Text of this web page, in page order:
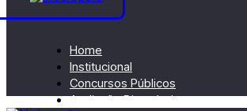
Home
Institucional
Concursos Públicos
Avaliação Diagnóstica